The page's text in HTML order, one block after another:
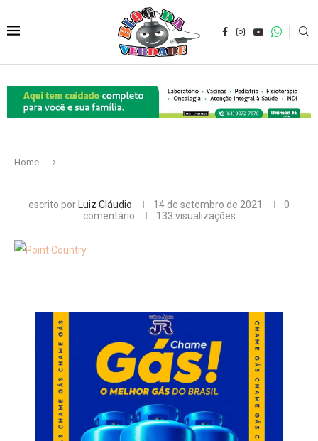
Home
escrito por Luiz Cláudio 14 de setembro de 2021
0
comentário
133 visualizações